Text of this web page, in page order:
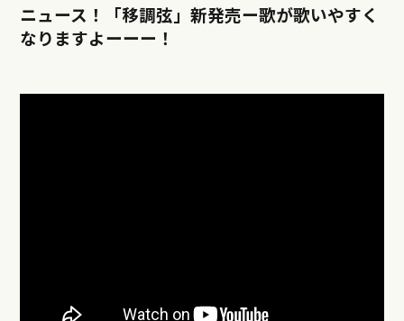
ニュース！「移調弦」新発売ー歌が歌いやすく
なりますよーーー！